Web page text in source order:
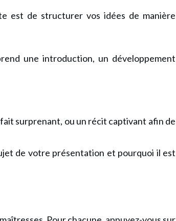
est de structurer vos idées de manière
une introduction, un développement
surprenant, ou un récit captivant afin de
de votre présentation et pourquoi il est